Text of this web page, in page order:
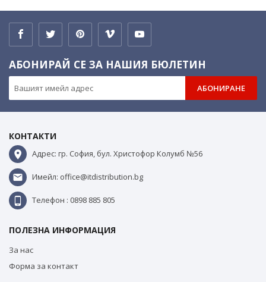
АБОНИРАЙ СЕ ЗА НАШИЯ БЮЛЕТИН
АБОНИРАНЕ
КОНТАКТИ
Адрес: гр. София, бул. Христофор Колумб №56
Имейл: office@itdistribution.bg
Телефон : 0898 885 805
ПОЛЕЗНА ИНФОРМАЦИЯ
За нас
Форма за контакт